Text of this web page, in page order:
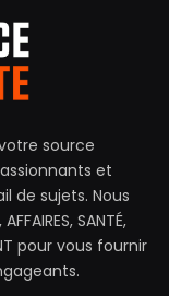
source
et
de sujets. Nous
SANTÉ,
pour vous fournir